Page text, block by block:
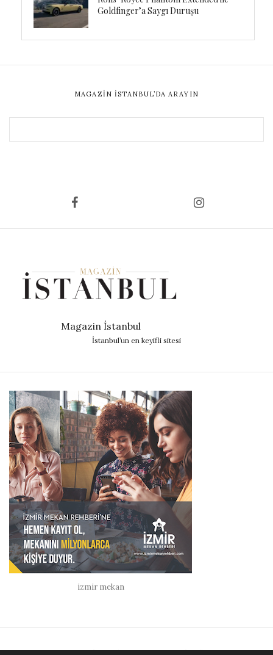
Goldfinger’a Saygı Duruşu
MAGAZIN İSTANBUL’DA ARAYIN
Magazin İstanbul
İstanbul’un en keyifli sitesi
izmir mekan